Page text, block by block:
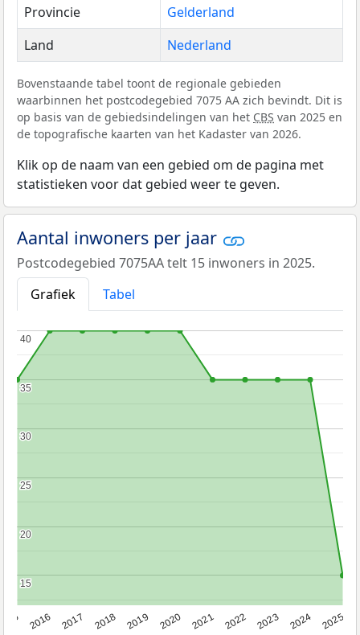
Provincie
Gelderland
Land
Nederland
Bovenstaande tabel toont de regionale gebieden
waarbinnen het postcodegebied 7075 AA zich bevindt. Dit is
op basis van de gebiedsindelingen van het CBS van 2025 en
de topografische kaarten van het Kadaster van 2026.
Klik op de naam van een gebied om de pagina met
statistieken voor dat gebied weer te geven.
Aantal inwoners per jaar
Postcodegebied 7075AA telt 15 inwoners in 2025.
Grafiek
Tabel
2016 2017 2018 2019 2020 2021 2022 2023 2024 2025
15
15
20
20
25
25
30
30
35
35
40
40